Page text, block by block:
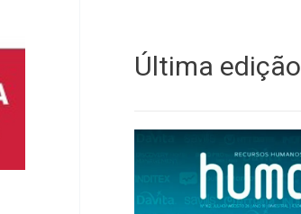
Última edição